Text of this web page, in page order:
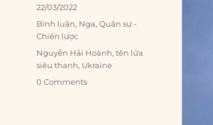
Posted
on
22/03/2022
Categories
Bình luận, Nga,Quân sự -
Chiến lược
Tags
Nguyễn Hải Hoành,tên lửa
siêu thanh, Ukraine
0 Comments